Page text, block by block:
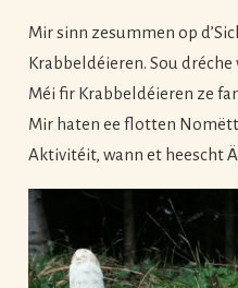
Mir sinn zesummen op
Krabbeldéieren. Sou
Méi fir Krabbeldéieren ze
Mir haten ee flotten
Aktivitéit, wann et heescht